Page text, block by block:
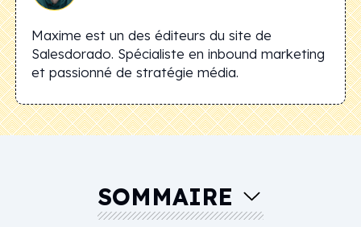
Maxime est un des éditeurs du site de
Salesdorado. Spécialiste en inbound marketing
et passionné de stratégie média.
SOMMAIRE